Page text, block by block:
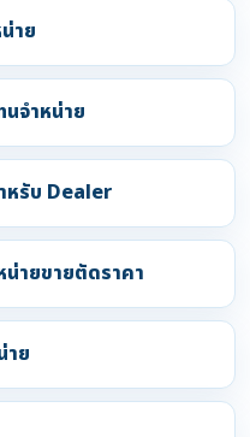
าย
จำหน่าย
หรับ Dealer
ายขายตัดราคา
าย